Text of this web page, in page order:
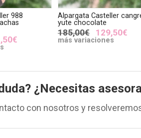
988
Alpargata Casteller
yute chocolate
185,00€ 129,50€
más variaciones
¿Necesitas
con nosotros y